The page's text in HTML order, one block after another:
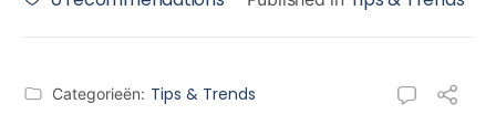
Categorieën: Tips & Trends